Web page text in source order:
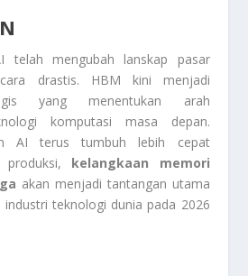
telah mengubah lanskap pasar
drastis. HBM kini menjadi
yang menentukan arah
komputasi masa depan.
AI terus tumbuh lebih cepat
produksi, kelangkaan memori
akan menjadi tantangan utama
industri teknologi dunia pada 2026